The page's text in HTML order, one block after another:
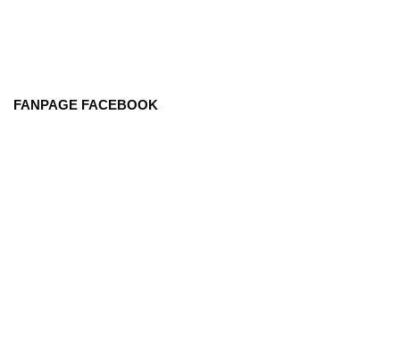
FANPAGE FACEBOOK